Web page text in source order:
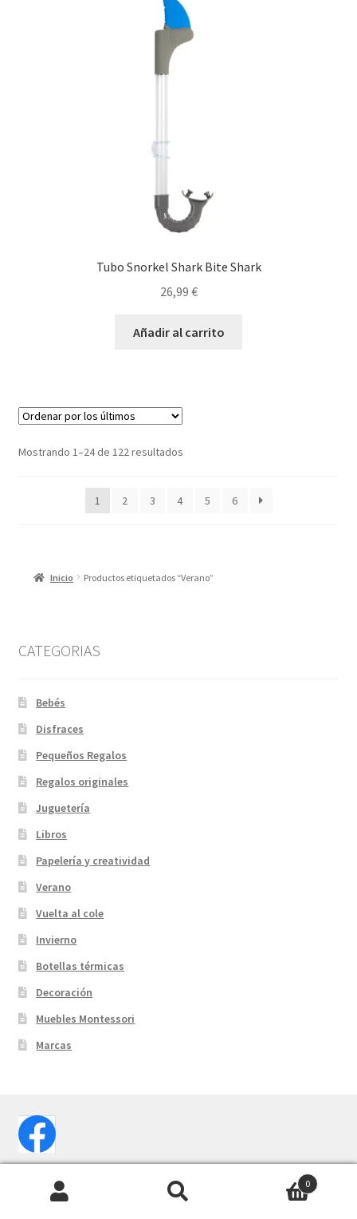
Tubo Snorkel Shark Bite Shark
26,99 €
Añadir al carrito
Mostrando 1–24 de 122 resultadosOrdenado
últimos
1 2 3 4 5 6
Inicio Productos etiquetados “Verano”
CATEGORIAS
Bebés
Disfraces
Pequeños Regalos
Regalos originales
Juguetería
Libros
Papelería y creatividad
Verano
Vuelta al cole
Invierno
Botellas térmicas
Decoración
Muebles Montessori
Marcas
0